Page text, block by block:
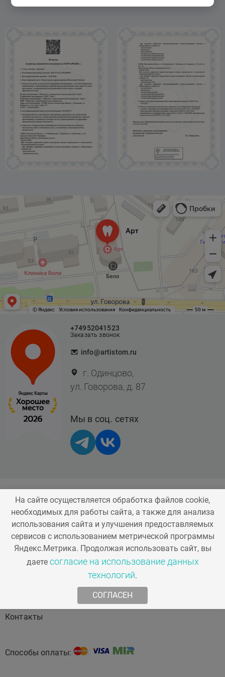
+74952041523
Заказать звонок
info@artistom.ru
г. Одинцово,
ул. Говорова, д. 87
Мы в соц. сетях
Косметология
О компании Наша команда
Статьи
Контакты
Способы оплаты:
На сайте осуществляется обработка файлов cookie,
необходимых для работы сайта, а также для анализа
использования сайта и улучшения предоставляемых
сервисов с использованием метрической программы
Яндекс.Метрика. Продолжая использовать сайт, вы
даете согласие на использование данных
технологий.
СОГЛАСЕН